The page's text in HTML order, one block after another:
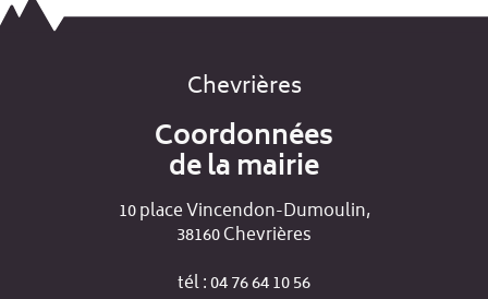
Chevrières
Coordonnées
de la mairie
10 place Vincendon-Dumoulin,
38160 Chevrières
tél : 04 76 64 10 56